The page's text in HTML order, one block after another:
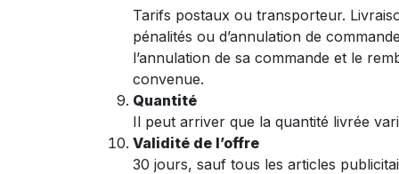
Tarifs postaux ou transporteur.
pénalités ou d’annulation de
l’annulation de sa commande et le
convenue.
Quantité
Il peut arriver que la quantité livrée
Validité de l’offre
30 jours, sauf tous les articles